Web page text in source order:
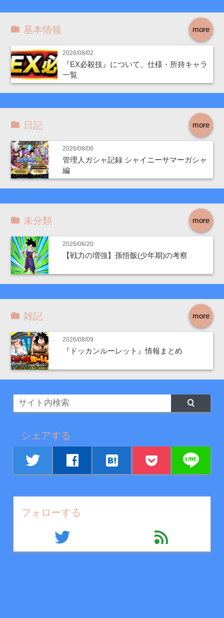
more
基本情報
2026/08/02
『EX必殺技』について。仕様・所持キャラ
一覧
more
日記
2026/08/06
管理人ガシャ記録 シャイニーサマーガシャ
編
more
未分類
2026/06/20
【戦力の増強】孫悟飯(少年期)の考察
more
雑記
2026/08/09
『ドッカンルーレット』情報まとめ
シェアする
twitter facebook hatenabookmark line
フォローする
twitter feed